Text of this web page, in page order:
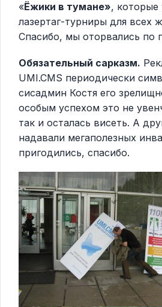
«Ёжики в тумане», которые
лазертаг-турниры для всех
Спасибо, мы оторвались по
Обязательный сарказм.
UMI.CMS периодически
сисадмин Костя его
особым успехом это не
так и осталась висеть. А
надавали мегаполезных
пригодились, спасибо.